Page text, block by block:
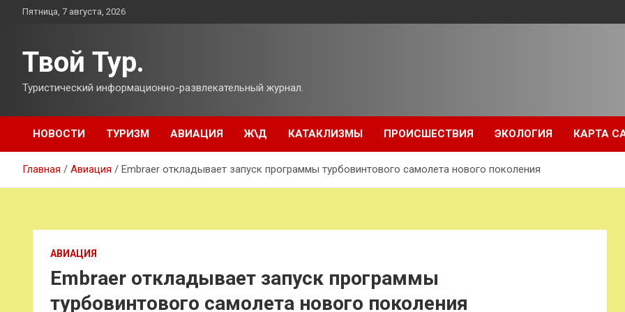
ПерейтиПятница, 7 августа, 2026
Твой Тур.
Туристический информационно-развлекательный журнал.
НОВОСТИ ТУРИЗМ АВИАЦИЯ Ж\Д КАТАКЛИЗМЫ ПРОИСШЕСТВИЯ ЭКОЛОГИЯ КАРТА
Главная Авиация Embraer откладывает запуск программы турбовинтового самолета нового поколения
АВИАЦИЯ
Embraer откладывает запуск программы
турбовинтового самолета нового поколения